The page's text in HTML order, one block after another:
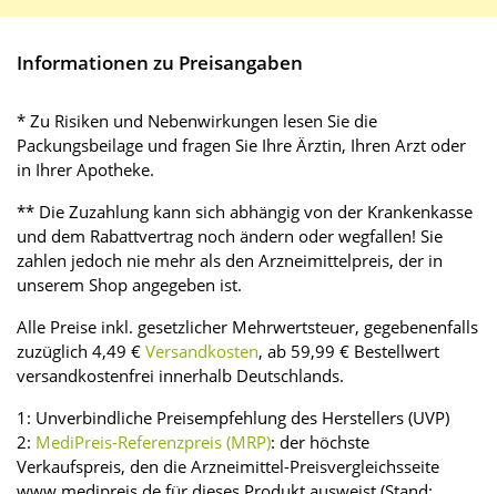
Informationen zu Preisangaben
* Zu Risiken und Nebenwirkungen lesen Sie die
Packungsbeilage und fragen Sie Ihre Ärztin, Ihren Arzt oder
in Ihrer Apotheke.
** Die Zuzahlung kann sich abhängig von der Krankenkasse
und dem Rabattvertrag noch ändern oder wegfallen! Sie
zahlen jedoch nie mehr als den Arzneimittelpreis, der in
unserem Shop angegeben ist.
Alle Preise inkl. gesetzlicher Mehrwertsteuer, gegebenenfalls
zuzüglich 4,49 € Versandkosten, ab 59,99 € Bestellwert
versandkostenfrei innerhalb Deutschlands.
1: Unverbindliche Preisempfehlung des Herstellers (UVP)
2: MediPreis-Referenzpreis (MRP): der höchste
Verkaufspreis, den die Arzneimittel-Preisvergleichsseite